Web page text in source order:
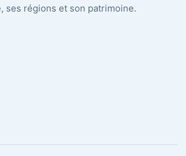
ses régions et son patrimoine.